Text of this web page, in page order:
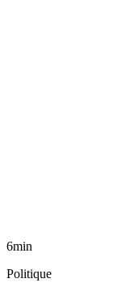
6min
Politique